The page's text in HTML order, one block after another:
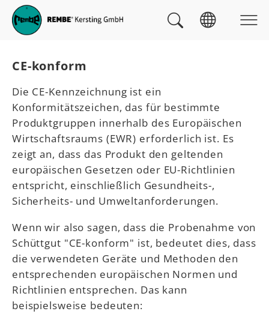
Skip to main navigation
zum Inhalt
Skip to page footer
CE-konform
Die CE-Kennzeichnung ist ein
Konformitätszeichen, das für bestimmte
Produktgruppen innerhalb des Europäischen
Wirtschaftsraums (EWR) erforderlich ist. Es
zeigt an, dass das Produkt den geltenden
europäischen Gesetzen oder EU-Richtlinien
entspricht, einschließlich Gesundheits-,
Sicherheits- und Umweltanforderungen.
Wenn wir also sagen, dass die Probenahme von
Schüttgut "CE-konform" ist, bedeutet dies, dass
die verwendeten Geräte und Methoden den
entsprechenden europäischen Normen und
Richtlinien entsprechen. Das kann
beispielsweise bedeuten: